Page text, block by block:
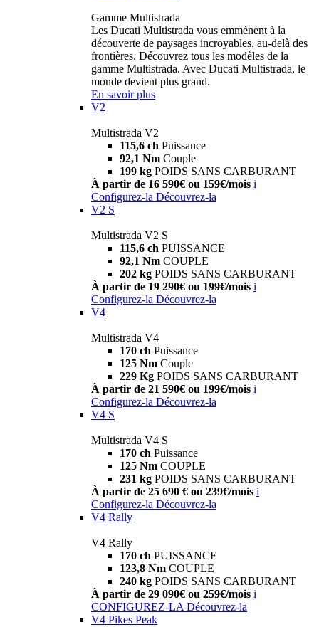
Gamme Multistrada
Les Ducati Multistrada vous emmènent à la
découverte de paysages incroyables, au-delà des
frontières. Découvrez tous les modèles de la
gamme Multistrada. Avec Ducati Multistrada, le
monde devient plus grand.
En savoir plus
V2
Multistrada V2
115,6 ch Puissance
92,1 Nm Couple
199 kg POIDS SANS CARBURANT
À partir de 16 590€ ou 159€/mois i
Configurez-la Découvrez-la
V2 S
Multistrada V2 S
115,6 ch PUISSANCE
92,1 Nm COUPLE
202 kg POIDS SANS CARBURANT
À partir de 19 290€ ou 199€/mois i
Configurez-la Découvrez-la
V4
Multistrada V4
170 ch Puissance
125 Nm Couple
229 Kg POIDS SANS CARBURANT
À partir de 21 590€ ou 199€/mois i
Configurez-la Découvrez-la
V4 S
Multistrada V4 S
170 ch Puissance
125 Nm COUPLE
231 kg POIDS SANS CARBURANT
À partir de 25 690 € ou 239€/mois i
Configurez-la Découvrez-la
V4 Rally
V4 Rally
170 ch PUISSANCE
123,8 Nm COUPLE
240 kg POIDS SANS CARBURANT
À partir de 29 090€ ou 259€/mois i
CONFIGUREZ-LA Découvrez-la
V4 Pikes Peak